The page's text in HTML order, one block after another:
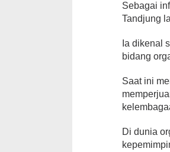
Sebagai
Tandjung
Ia dikenal
bidang
Saat ini
Di dunia